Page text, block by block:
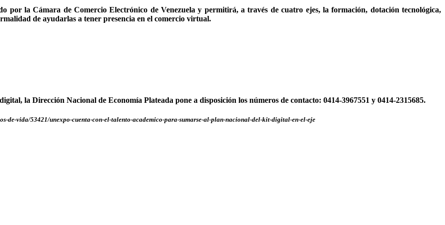
por la Cámara de Comercio Electrónico de Venezuela y permitirá, a través de cuatro ejes, la formación, dotación tecnológica,
de ayudarlas a tener presencia en el comercio virtual.
la Dirección Nacional de Economía Plateada pone a disposición los números de contacto: 0414-3967551 y 0414-2315685.
de-vida/53421/unexpo-cuenta-con-el-talento-academico-para-sumarse-al-plan-nacional-del-kit-digital-en-el-eje